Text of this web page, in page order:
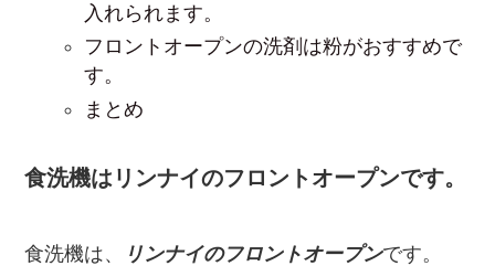
入れられます。
フロントオープンの洗剤は粉がおすすめで
す。
まとめ
食洗機はリンナイのフロントオープンです。
食洗機は、 リンナイのフロントオープンです。